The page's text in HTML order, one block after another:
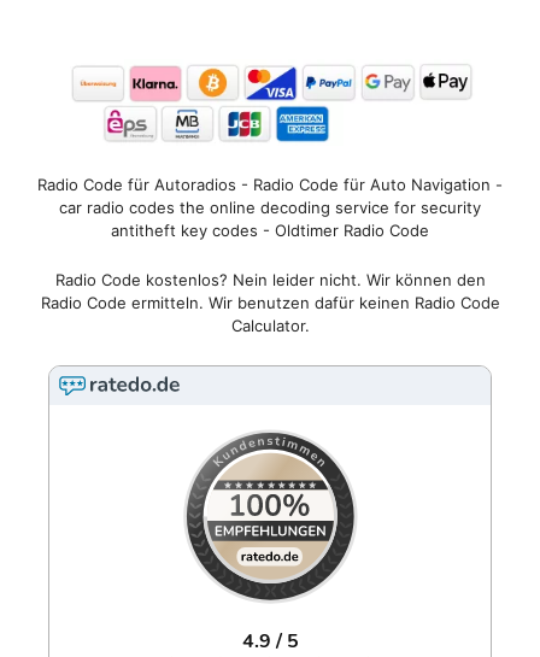
Radio Code für Autoradios - Radio Code für Auto Navigation -
car radio codes the online decoding service for security
antitheft key codes - Oldtimer Radio Code
Radio Code kostenlos? Nein leider nicht. Wir können den
Radio Code ermitteln. Wir benutzen dafür keinen Radio Code
Calculator.
4.9 / 5